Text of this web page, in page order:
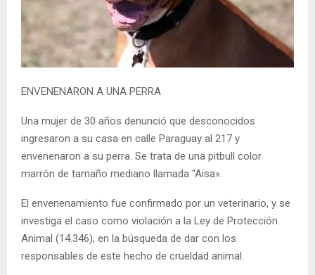
ENVENENARON A UNA PERRA
Una mujer de 30 años denunció que desconocidos
ingresaron a su casa en calle Paraguay al 217 y
envenenaron a su perra. Se trata de una pitbull color
marrón de tamaño mediano llamada “Aisa».
El envenenamiento fue confirmado por un veterinario, y se
investiga el caso como violación a la Ley de Protección
Animal (14.346), en la búsqueda de dar con los
responsables de este hecho de crueldad animal.